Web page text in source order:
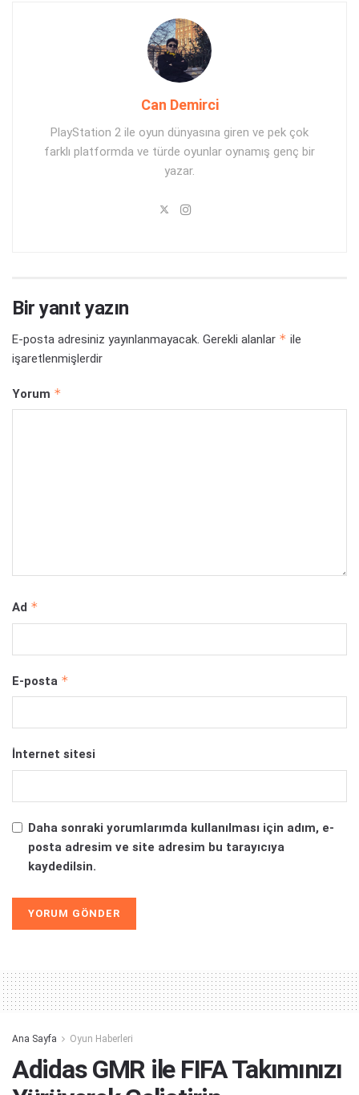
Can Demirci
PlayStation 2 ile oyun dünyasına giren ve pek çok
farklı platformda ve türde oyunlar oynamış genç bir
yazar.
Bir yanıt yazın
E-posta adresiniz yayınlanmayacak. Gerekli alanlar * ile
işaretlenmişlerdir
Yorum *
Ad *
E-posta *
İnternet sitesi
Daha sonraki yorumlarımda kullanılması için adım, e-
posta adresim ve site adresim bu tarayıcıya
kaydedilsin.
Ana Sayfa Oyun Haberleri
Adidas GMR ile FIFA Takımınızı